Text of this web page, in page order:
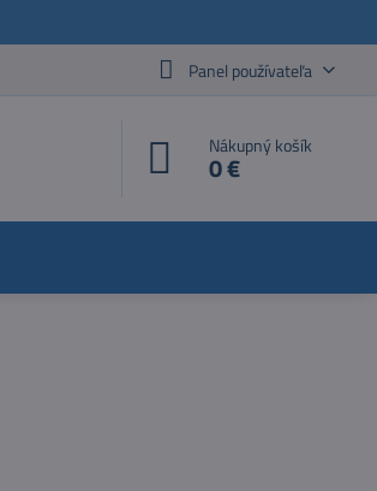
Panel používateľa
Nákupný košík
0 €